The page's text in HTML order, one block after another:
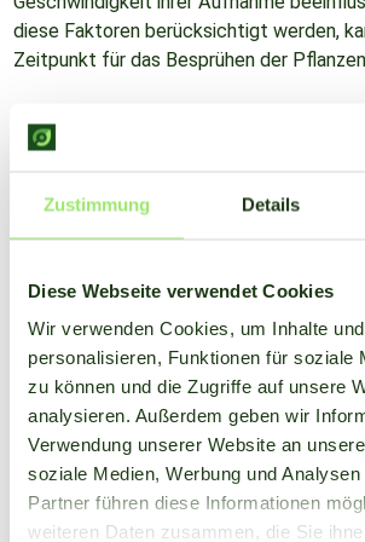
Zustimmung Details
Diese Webseite verwendet Cookies
Wir verwenden Cookies, um Inhalte
personalisieren, Funktionen für soziale
zu können und die Zugriffe auf unsere
analysieren. Außerdem geben wir
Verwendung unserer Website an
soziale Medien, Werbung und
Partner führen diese Informationen
weiteren Daten zusammen, die Sie
diese Faktoren berücksichtigt werden,
Zeitpunkt für das Besprühen der
Wie können diese Faktoren
Es gibt viele Faktoren, die einen
während der Vegetationsperiode
Überblick zu behalten. Mit dem
nicht nur die zuverlässigsten Daten,
relevanten Aspekte direkt auf dem Feld.
diese Daten auch in leicht verständliche
dass die Landwirte mit unserem
perfekten Zeitpunkt für die Behandlung
können. Ohne die Gefahr, sich in all den
die berücksichtigt werden müssen.